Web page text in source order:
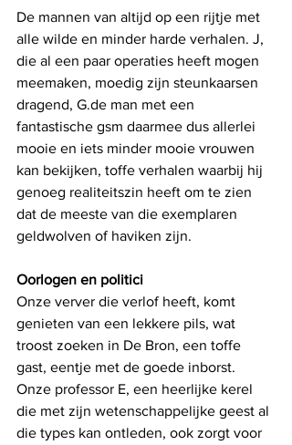
De mannen van altijd op een rijtje met
alle wilde en minder harde verhalen. J,
die al een paar operaties heeft mogen
meemaken, moedig zijn steunkaarsen
dragend, G.de man met een
fantastische gsm daarmee dus allerlei
mooie en iets minder mooie vrouwen
kan bekijken, toffe verhalen waarbij hij
genoeg realiteitszin heeft om te zien
dat de meeste van die exemplaren
geldwolven of haviken zijn.
Oorlogen en politici
Onze verver die verlof heeft, komt
genieten van een lekkere pils, wat
troost zoeken in De Bron, een toffe
gast, eentje met de goede inborst.
Onze professor E, een heerlijke kerel
die met zijn wetenschappelijke geest al
die types kan ontleden, ook zorgt voor